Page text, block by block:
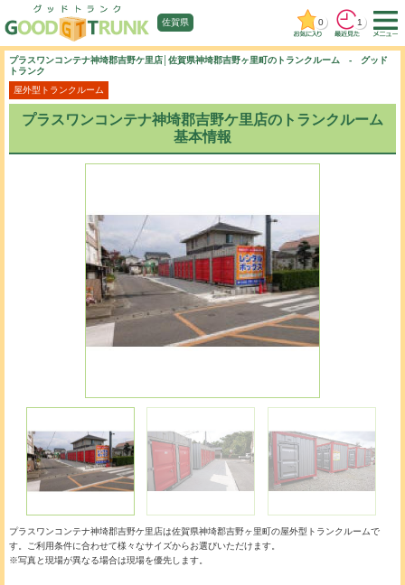
佐賀県 0 1
プラスワンコンテナ神埼郡吉野ケ里店│佐賀県神埼郡吉野ヶ里町のトランクルーム - グッド
トランク
屋外型トランクルーム
プラスワンコンテナ神埼郡吉野ケ里店のトランクルーム
基本情報
プラスワンコンテナ神埼郡吉野ケ里店は佐賀県神埼郡吉野ヶ里町の屋外型トランクルームで
す。ご利用条件に合わせて様々なサイズからお選びいただけます。
※写真と現場が異なる場合は現場を優先します。